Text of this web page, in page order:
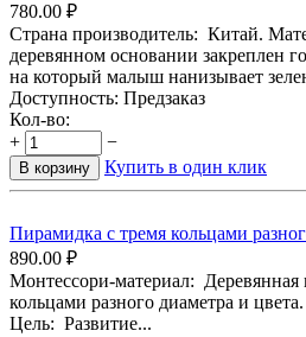
780.00 ₽
Страна производитель: Китай.
деревянном основании закреплен
на который малыш нанизывает
Доступность: Предзаказ
Кол-во:
+
−
В корзину Купить в один клик
Пирамидка с тремя кольцами
890.00 ₽
Монтессори-материал: Деревянная
кольцами разного диаметра и
Цель: Развитие...